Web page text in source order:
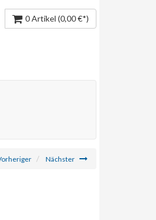
0 Artikel (0,00 €*)
Nächster